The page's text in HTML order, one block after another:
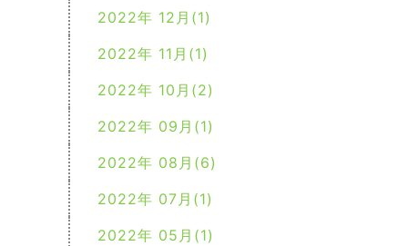
2022年 12月(1)
2022年 11月(1)
2022年 10月(2)
2022年 09月(1)
2022年 08月(6)
2022年 07月(1)
2022年 05月(1)